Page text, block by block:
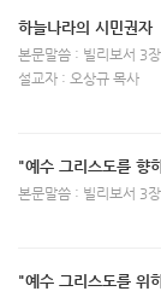
하늘나라의 시민권자
본문말씀 : 빌리보서 3
설교자 : 오상규 목사
"예수 그리스도를 향
본문말씀 : 빌리보서 3
"예수 그리스도를 위